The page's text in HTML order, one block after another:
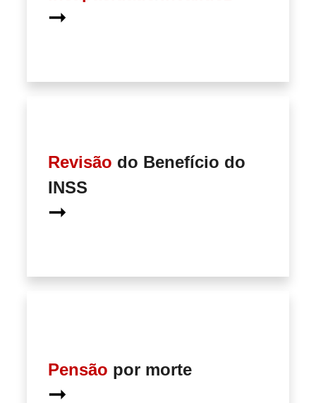
➞
Revisão do Benefício do
INSS
➞
Pensão por morte
➞